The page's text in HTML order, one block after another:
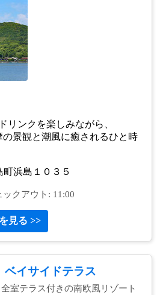
リンクを楽しみながら、
景観と潮風に癒されるひと時
浜島１０３５
クアウト: 11:00
見る >>
イサイドテラス
室テラス付きの南欧風リゾート